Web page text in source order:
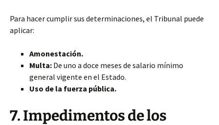
Para hacer cumplir sus determinaciones, el Tribunal puede
aplicar:
Amonestación.
Multa: De uno a doce meses de salario mínimo
general vigente en el Estado.
Uso de la fuerza pública.
7. Impedimentos de los